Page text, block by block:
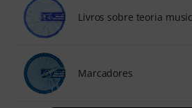
Livros sobre teoria
Marcadores